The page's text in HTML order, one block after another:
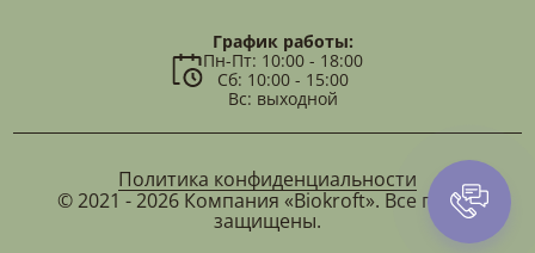
График работы:
Пн-Пт: 10:00 - 18:00
Сб: 10:00 - 15:00
Вс: выходной
© 2021 - 2026 Компания «Biokroft». Все права
защищены.
Политика конфиденциальности